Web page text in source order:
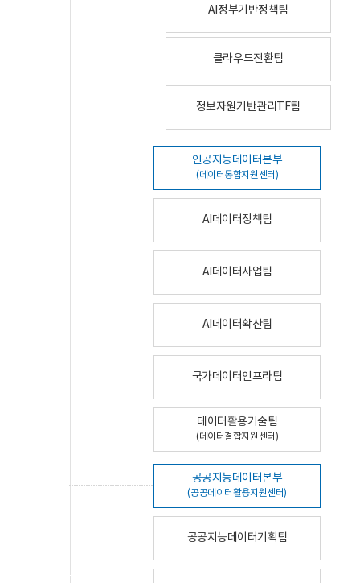
AI정부기반정책팀
클라우드전환팀
정보자원기반관리TF팀
인공지능데이터본부
(데이터통합지원센터)
AI데이터정책팀
AI데이터사업팀
AI데이터확산팀
국가데이터인프라팀
데이터활용기술팀
(데이터결합지원센터)
공공지능데이터본부
(공공데이터활용지원센터)
공공지능데이터기획팀